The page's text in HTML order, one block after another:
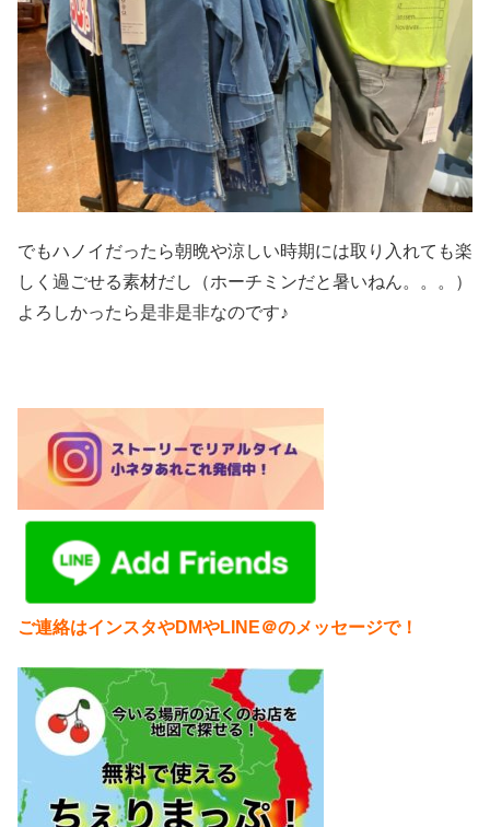
でもハノイだったら朝晩や涼しい時期には取り入れても楽
しく過ごせる素材だし（ホーチミンだと暑いねん。。。）
よろしかったら是非是非なのです♪
ご連絡はインスタやDMやLINE＠のメッセージで！